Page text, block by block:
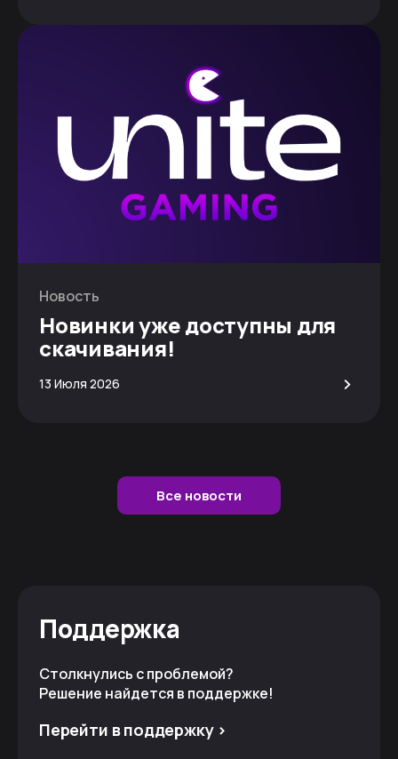
Новость
Новинки уже доступны для
скачивания!
13 Июля 2026 >
Все новости
Поддержка
Столкнулись с проблемой?
Решение найдется в поддержке!
Перейти в поддержку >